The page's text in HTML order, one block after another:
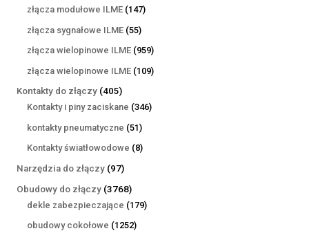
produktów
złącza modułowe ILME 147147
złącza sygnałowe ILME 5555
produktów
złącza wielopinowe ILME 959959
produktów
złącza wielopinowe ILME 109109
Kontakty do złączy 405405
produktów
Kontakty i piny zaciskane 346346
kontakty pneumatyczne 5151
produktów
Kontakty światłowodowe 88
Narzędzia do złączy 9797
produktów
Obudowy do złączy 37683768
produktów
dekle zabezpieczające 179179
obudowy cokołowe 12521252